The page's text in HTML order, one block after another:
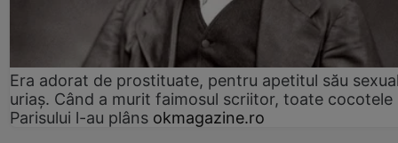
Era adorat de prostituate, pentru apetitul său
uriaș. Când a murit faimosul scriitor, toate cocotele
Parisului l-au plâns okmagazine.ro